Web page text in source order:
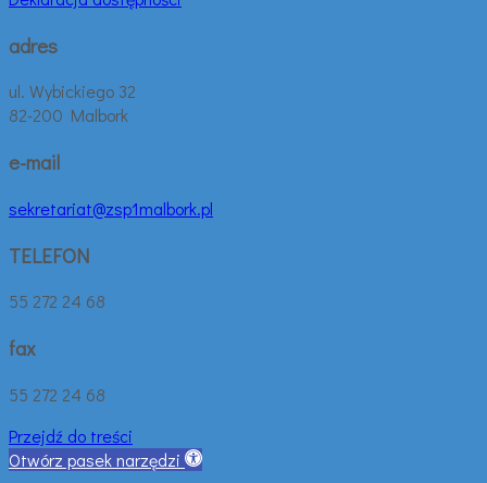
adres
ul. Wybickiego 32
82-200 Malbork
e-mail
sekretariat@zsp1malbork.pl
TELEFON
55 272 24 68
fax
55 272 24 68
Przejdź do treści
Otwórz pasek narzędzi